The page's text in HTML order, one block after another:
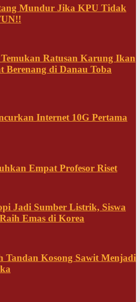
Mundur Jika KPU Tidak
Temukan Ratusan Karung Ikan
Berenang di Danau Toba
Internet 10G Pertama
Empat Profesor Riset
Jadi Sumber Listrik, Siswa
Emas di Korea
Tandan Kosong Sawit Menjadi